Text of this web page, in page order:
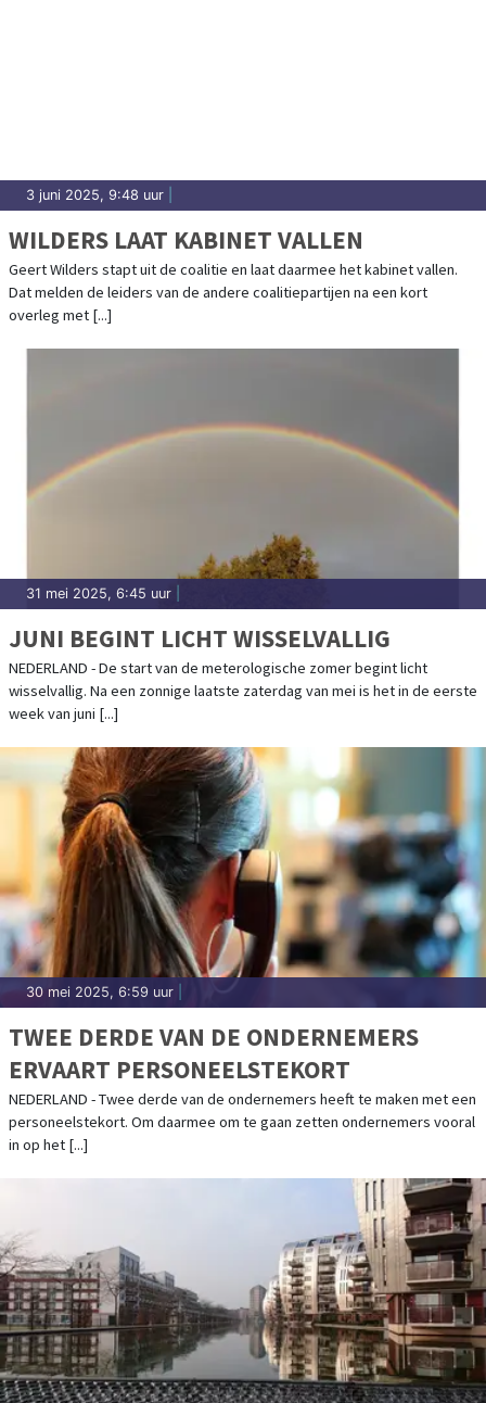
3 juni 2025, 9:48 uur
WILDERS LAAT KABINET VALLEN
Geert Wilders stapt uit de coalitie en laat daarmee het kabinet vallen.
Dat melden de leiders van de andere coalitiepartijen na een kort
overleg met [...]
31 mei 2025, 6:45 uur
JUNI BEGINT LICHT WISSELVALLIG
NEDERLAND - De start van de meterologische zomer begint licht
wisselvallig. Na een zonnige laatste zaterdag van mei is het in de eerste
week van juni [...]
30 mei 2025, 6:59 uur
TWEE DERDE VAN DE ONDERNEMERS
ERVAART PERSONEELSTEKORT
NEDERLAND - Twee derde van de ondernemers heeft te maken met een
personeelstekort. Om daarmee om te gaan zetten ondernemers vooral
in op het [...]